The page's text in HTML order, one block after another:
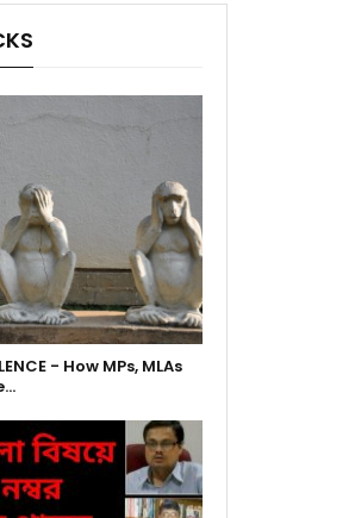
- How MPs, MLAs